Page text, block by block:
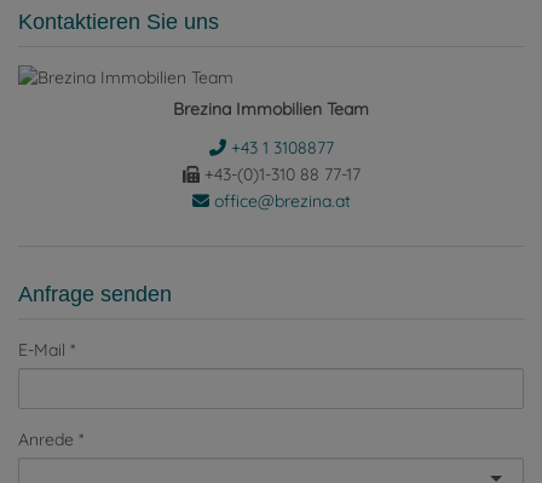
Kontaktieren Sie uns
Brezina Immobilien Team
+43 1 3108877
+43-(0)1-310 88 77-17
office@brezina.at
Anfrage senden
E-Mail
Anrede